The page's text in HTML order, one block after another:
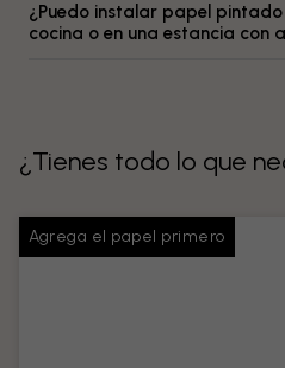
¿Puedo instalar papel pintado
cocina o en una estancia con
¿Tienes todo lo que
Agrega el papel primero